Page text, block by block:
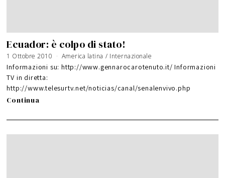
Ecuador: è colpo di stato!
1 Ottobre 2010
i
u
2
0
America latina / Internazionale
Informazioni su: http://www.gennarocarotenuto.it/ Informazioni
TV in diretta:
http://www.telesurtv.net/noticias/canal/senalenvivo.php
Continua